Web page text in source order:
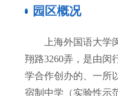
园区概况
上海外国语大
翔路3260弄，是由闵
学合作创办的、一所
宿制中学（实验性示